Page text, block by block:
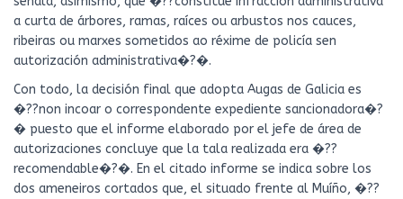
a curta de árbores, ramas, raíces ou arbustos nos cauces,
ribeiras ou marxes sometidos ao réxime de policía sen
autorización administrativa�?�.
Con todo, la decisión final que adopta Augas de Galicia es
�??non incoar o correspondente expediente sancionadora�?
� puesto que el informe elaborado por el jefe de área de
autorizaciones concluye que la tala realizada era �??
recomendable�?�. En el citado informe se indica sobre los
dos ameneiros cortados que, el situado frente al Muíño, �??